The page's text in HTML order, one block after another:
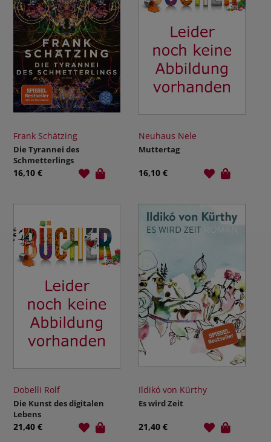
Frank Schätzing
Die Tyrannei des
Schmetterlings
16,10 €
Neuhaus Nele
Muttertag
16,10 €
Dobelli Rolf
Die Kunst des digitalen
Lebens
21,40 €
Ildikó von Kürthy
Es wird Zeit
21,40 €